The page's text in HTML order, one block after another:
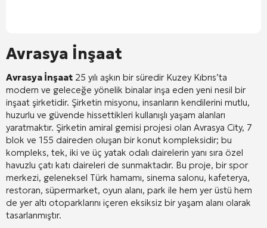
Avrasya İnşaat
Avrasya İnşaat 25 yılı aşkın bir süredir Kuzey Kıbrıs’ta
modern ve geleceğe yönelik binalar inşa eden yeni nesil bir
inşaat şirketidir. Şirketin misyonu, insanların kendilerini mutlu,
huzurlu ve güvende hissettikleri kullanışlı yaşam alanları
yaratmaktır. Şirketin amiral gemisi projesi olan Avrasya City, 7
blok ve 155 daireden oluşan bir konut kompleksidir; bu
kompleks, tek, iki ve üç yatak odalı dairelerin yanı sıra özel
havuzlu çatı katı daireleri de sunmaktadır. Bu proje, bir spor
merkezi, geleneksel Türk hamamı, sinema salonu, kafeterya,
restoran, süpermarket, oyun alanı, park ile hem yer üstü hem
de yer altı otoparklarını içeren eksiksiz bir yaşam alanı olarak
tasarlanmıştır.